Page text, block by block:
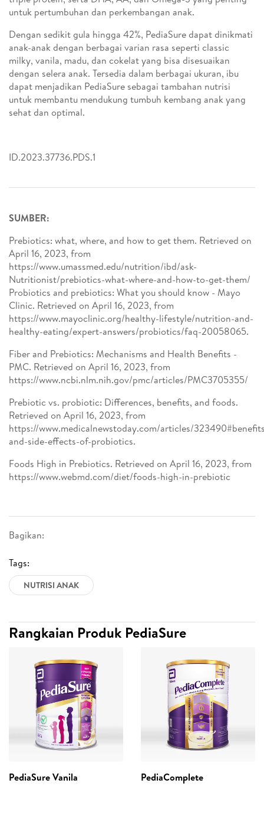
Bagikan:
Tags:
NUTRISI ANAK
untuk pertumbuhan dan perkembangan anak.
Dengan sedikit gula hingga 42%, PediaSure dapat dinikmati
anak-anak dengan berbagai varian rasa seperti classic
milky, vanila, madu, dan cokelat yang bisa disesuaikan
dengan selera anak. Tersedia dalam berbagai ukuran, ibu
dapat menjadikan PediaSure sebagai tambahan nutrisi
untuk membantu mendukung tumbuh kembang anak yang
sehat dan optimal.
ID.2023.37736.PDS.1
SUMBER:
Prebiotics: what, where, and how to get them. Retrieved on
April 16, 2023, from
https://www.umassmed.edu/nutrition/ibd/ask-
Nutritionist/prebiotics-what-where-and-how-to-get-them/
Probiotics and prebiotics: What you should know - Mayo
Clinic. Retrieved on April 16, 2023, from
https://www.mayoclinic.org/healthy-lifestyle/nutrition-and-
healthy-eating/expert-answers/probiotics/faq-20058065.
Fiber and Prebiotics: Mechanisms and Health Benefits -
PMC. Retrieved on April 16, 2023, from
https://www.ncbi.nlm.nih.gov/pmc/articles/PMC3705355/
Prebiotic vs. probiotic: Differences, benefits, and foods.
Retrieved on April 16, 2023, from
https://www.medicalnewstoday.com/articles/
and-side-effects-of-probiotics.
Foods High in Prebiotics. Retrieved on April 16, 2023, from
https://www.webmd.com/diet/foods-high-in-prebiotic
Rangkaian Produk PediaSure
PediaSure Vanila PediaComplete